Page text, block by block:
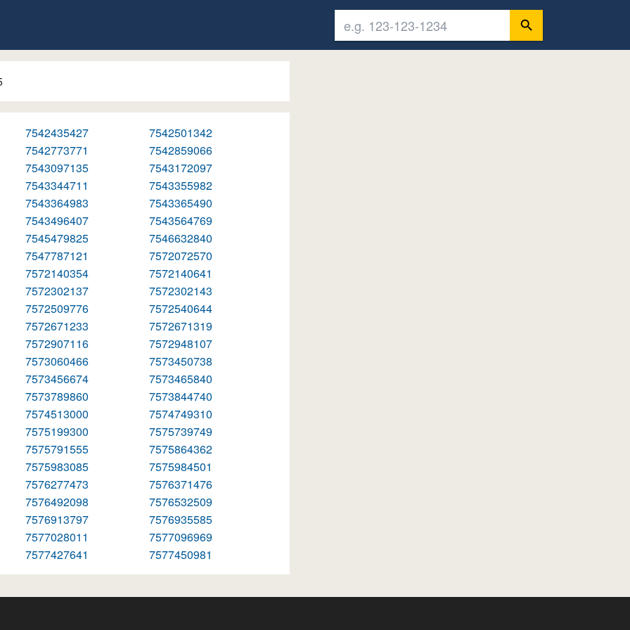
7542435427
7542501342
7542773771
7542859066
7543097135
7543172097
7543344711
7543355982
7543364983
7543365490
7543496407
7543564769
7545479825
7546632840
7547787121
7572072570
7572140354
7572140641
7572302137
7572302143
7572509776
7572540644
7572671233
7572671319
7572907116
7572948107
7573060466
7573450738
7573456674
7573465840
7573789860
7573844740
7574513000
7574749310
7575199300
7575739749
7575791555
7575864362
7575983085
7575984501
7576277473
7576371476
7576492098
7576532509
7576913797
7576935585
7577028011
7577096969
7577427641
7577450981